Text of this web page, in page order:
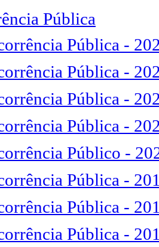
Pública
Pública -
Pública -
Pública -
Pública -
Público -
Pública -
Pública -
Pública -